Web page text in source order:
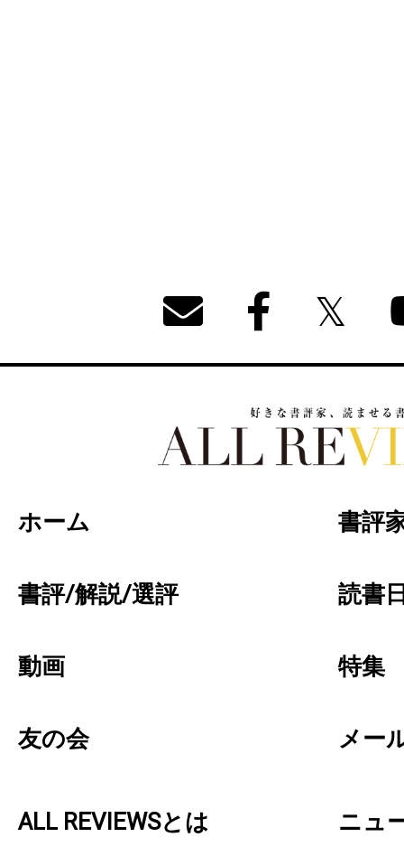
ホーム 書評
書評/解説/選評 読書
動画 特集
友の会 メー
ALL REVIEWSとは ニュ